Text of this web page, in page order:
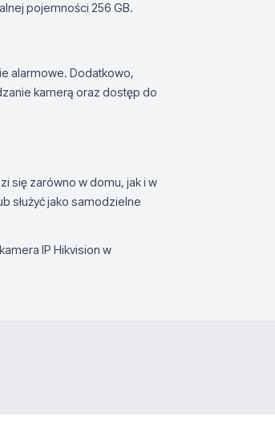
pojemności 256 GB.
alarmowe. Dodatkowo,
kamerą oraz dostęp do
się zarówno w domu, jak i w
służyć jako samodzielne
IP Hikvision w